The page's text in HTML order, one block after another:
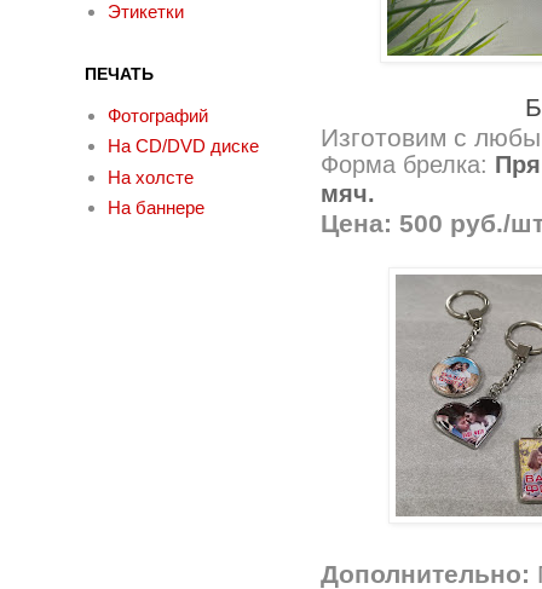
Изготовим с
Форма брелка:
мяч.
Цена: 500 руб./
Дополнительно:
Этикетки
ПЕЧАТЬ
Фотографий
На CD/DVD диске
На холсте
На баннере